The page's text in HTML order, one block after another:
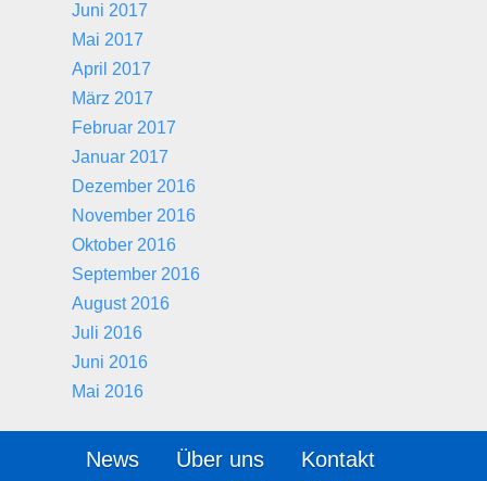
Juni 2017
Mai 2017
April 2017
März 2017
Februar 2017
Januar 2017
Dezember 2016
November 2016
Oktober 2016
September 2016
August 2016
Juli 2016
Juni 2016
Mai 2016
News Über uns
Kontakt